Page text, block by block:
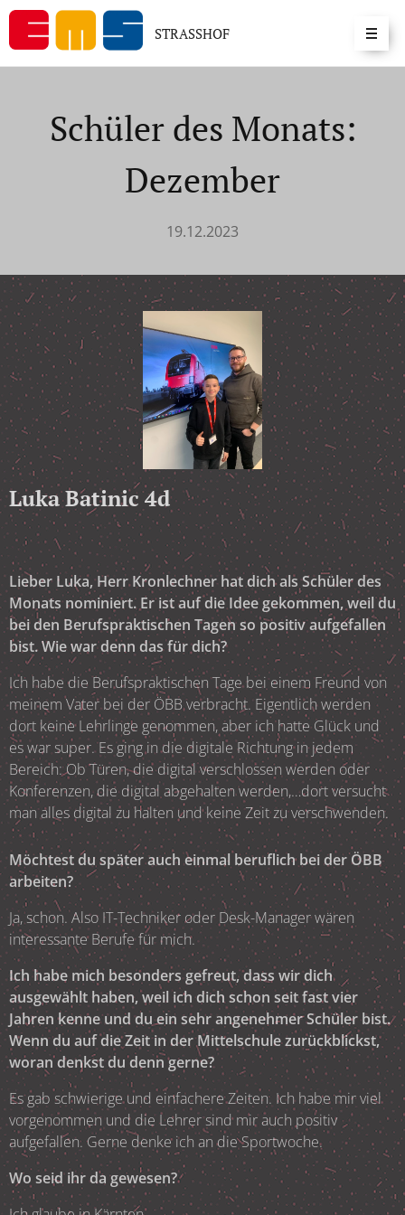
STRASSHOF
Schüler des Monats:
Dezember
19.12.2023
Luka Batinic 4d
Lieber Luka, Herr Kronlechner hat dich als Schüler des
Monats nominiert. Er ist auf die Idee gekommen, weil du
bei den Berufspraktischen Tagen so positiv aufgefallen
bist. Wie war denn das für dich?
Ich habe die Berufspraktischen Tage bei einem Freund von
meinem Vater bei der ÖBB verbracht. Eigentlich werden
dort keine Lehrlinge genommen, aber ich hatte Glück und
es war super. Es ging in die digitale Richtung in jedem
Bereich: Ob Türen, die digital verschlossen werden oder
Konferenzen, die digital abgehalten werden,…dort versucht
man alles digital zu halten und keine Zeit zu verschwenden.
Möchtest du später auch einmal beruflich bei der ÖBB
arbeiten?
Ja, schon. Also IT-Techniker oder Desk-Manager wären
interessante Berufe für mich.
Ich habe mich besonders gefreut, dass wir dich
ausgewählt haben, weil ich dich schon seit fast vier
Jahren kenne und du ein sehr angenehmer Schüler bist.
Wenn du auf die Zeit in der Mittelschule zurückblickst,
woran denkst du denn gerne?
Es gab schwierige und einfachere Zeiten. Ich habe mir viel
vorgenommen und die Lehrer sind mir auch positiv
aufgefallen. Gerne denke ich an die Sportwoche.
Wo seid ihr da gewesen?